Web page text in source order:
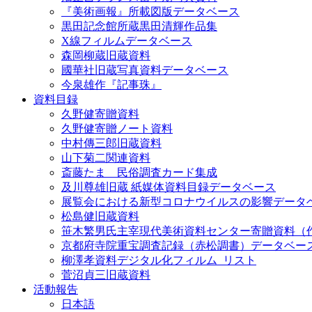
『美術画報』所載図版データベース
黒田記念館所蔵黒田清輝作品集
X線フィルムデータベース
森岡柳蔵旧蔵資料
國華社旧蔵写真資料データベース
今泉雄作『記事珠』
資料目録
久野健寄贈資料
久野健寄贈ノート資料
中村傳三郎旧蔵資料
山下菊二関連資料
斎藤たま 民俗調査カード集成
及川尊雄旧蔵 紙媒体資料目録データベース
展覧会における新型コロナウイルスの影響データ
松島健旧蔵資料
笹木繁男氏主宰現代美術資料センター寄贈資料（
京都府寺院重宝調査記録（赤松調書）データベー
柳澤孝資料デジタル化フィルム_リスト
菅沼貞三旧蔵資料
活動報告
日本語